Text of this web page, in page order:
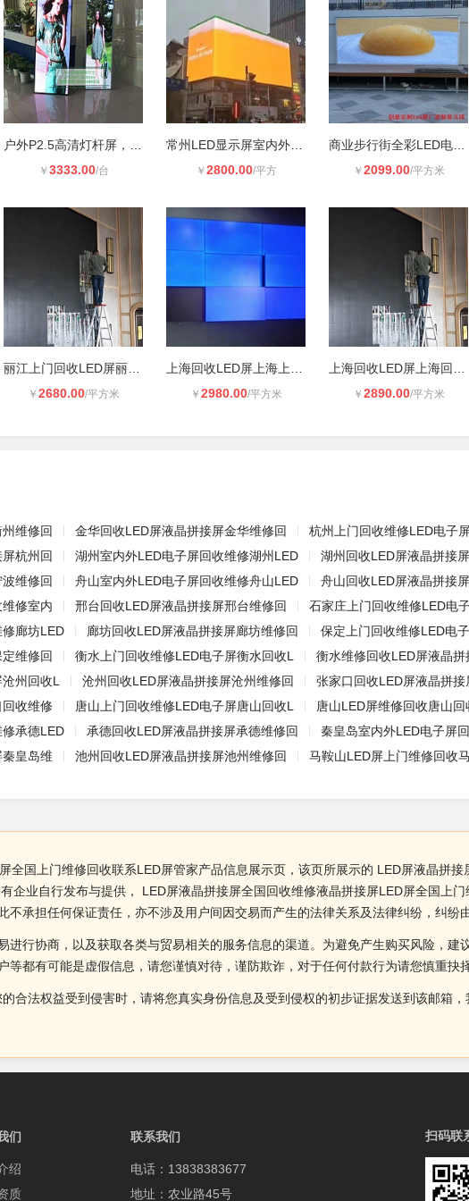
户外P2.5高清灯杆屏，智慧灯杆LED显
￥ 3333.00/台
常州LED显示屏室内外高清全彩
￥ 2800.00/平方
商业步行街全彩LED电子大屏幕p4 室外
￥ 2099.00/平方米
丽江上门回收LED屏丽江回收LED拼接屏
￥ 2680.00/平方米
上海回收LED屏上海上门回收LED屏全国
￥ 2980.00/平方米
上海回收LED屏上海回收LED彩屏上海上
￥ 2890.00/平方米
维修回 金华回收LED屏液晶拼接屏金华维修回
杭州上门回收维修LED电子
杭州回
湖州室内外LED电子屏回收维修湖州LED
湖州回收LED屏液晶拼接
维修回
舟山室内外LED电子屏回收维修舟山LED
舟山回收LED屏液晶拼接
修室内
邢台回收LED屏液晶拼接屏邢台维修回
石家庄上门回收维修LED电
廊坊LED
廊坊回收LED屏液晶拼接屏廊坊维修回
保定上门回收维修LED电
维修回
衡水上门回收维修LED电子屏衡水回收L
衡水维修回收LED屏液晶拼
州回收L
沧州回收LED屏液晶拼接屏沧州维修回
张家口回收LED屏液晶拼
收维修
唐山上门回收维修LED电子屏唐山回收L
唐山LED屏维修回收唐山回
承德LED
承德回收LED屏液晶拼接屏承德维修回
秦皇岛室内外LED电子屏
皇岛维
池州回收LED屏液晶拼接屏池州维修回 马鞍山LED屏上门维修回收
全国上门维修回收联系LED屏管家产品信息展示页，该页所展示的 LED屏液晶拼
企业自行发布与提供， LED屏液晶拼接屏全国回收维修液晶拼接屏LED屏全国上
承担任何保证责任，亦不涉及用户间因交易而产生的法律关系及法律纠纷，纠纷
行协商，以及获取各类与贸易相关的服务信息的渠道。为避免产生购买风险，建
都有可能是虚假信息，请您谨慎对待，谨防欺诈，对于任何付款行为请您慎重抉择
合法权益受到侵害时，请将您真实身份信息及受到侵权的初步证据发送到该邮箱
们
绍
质
联系我们
电话：13838383677
地址：农业路45号
扫码联